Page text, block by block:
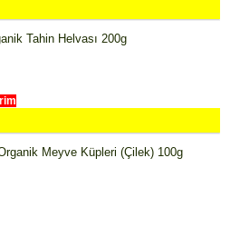
Tahin Helvası 200g
Meyve Küpleri (Çilek) 100g